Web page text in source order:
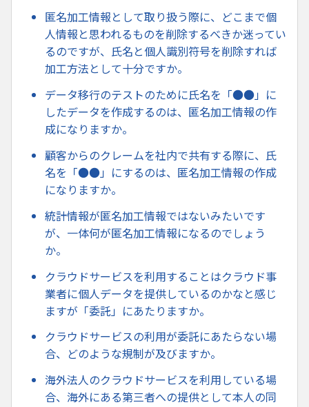
匿名加工情報として取り扱う際に、どこまで個
人情報と思われるものを削除するべきか迷ってい
るのですが、氏名と個人識別符号を削除すれば
加工方法として十分ですか。
データ移行のテストのために氏名を「●●」に
したデータを作成するのは、匿名加工情報の作
成になりますか。
顧客からのクレームを社内で共有する際に、氏
名を「●●」にするのは、匿名加工情報の作成
になりますか。
統計情報が匿名加工情報ではないみたいです
が、一体何が匿名加工情報になるのでしょう
か。
クラウドサービスを利用することはクラウド事
業者に個人データを提供しているのかなと感じ
ますが「委託」にあたりますか。
クラウドサービスの利用が委託にあたらない場
合、どのような規制が及びますか。
海外法人のクラウドサービスを利用している場
合、海外にある第三者への提供として本人の同